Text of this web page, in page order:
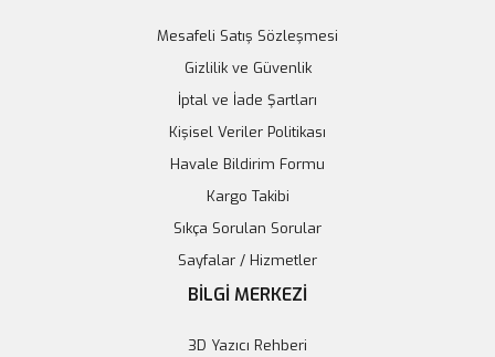
Mesafeli Satış Sözleşmesi
Gizlilik ve Güvenlik
İptal ve İade Şartları
Kişisel Veriler Politikası
Havale Bildirim Formu
Kargo Takibi
Sıkça Sorulan Sorular
Sayfalar / Hizmetler
BİLGİ MERKEZİ
3D Yazıcı Rehberi